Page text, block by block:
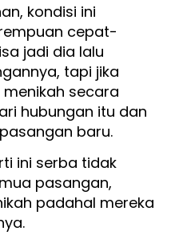
kondisi ini
cepat-
jadi dia lalu
tapi jika
secara
hubungan itu dan
baru.
ini serba tidak
pasangan,
padahal mereka